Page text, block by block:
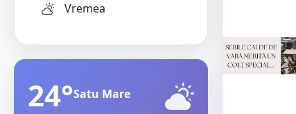
Vremea
24°Satu Mare